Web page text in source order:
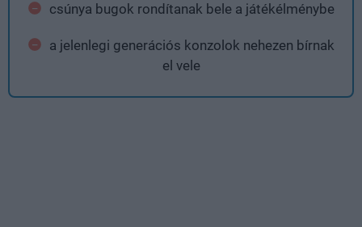
csúnya bugok rondítanak bele a játékélménybe
a jelenlegi generációs konzolok nehezen bírnak
el vele